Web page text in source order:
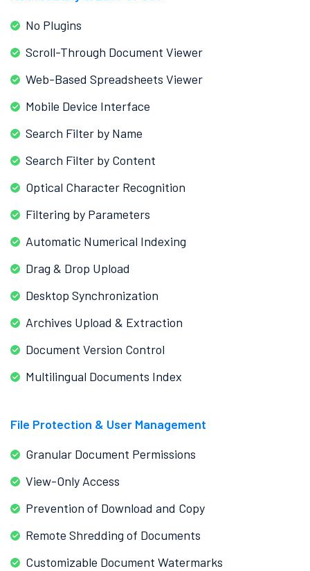
No Plugins
Scroll-Through Document Viewer
Web-Based Spreadsheets Viewer
Mobile Device Interface
Search Filter by Name
Search Filter by Content
Optical Character Recognition
Filtering by Parameters
Automatic Numerical Indexing
Drag & Drop Upload
Desktop Synchronization
Archives Upload & Extraction
Document Version Control
Multilingual Documents Index
File Protection & User Management
Granular Document Permissions
View-Only Access
Prevention of Download and Copy
Remote Shredding of Documents
Customizable Document Watermarks